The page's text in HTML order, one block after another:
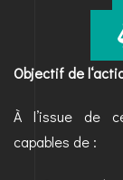
Objectif de
À l’issue de
capables de :